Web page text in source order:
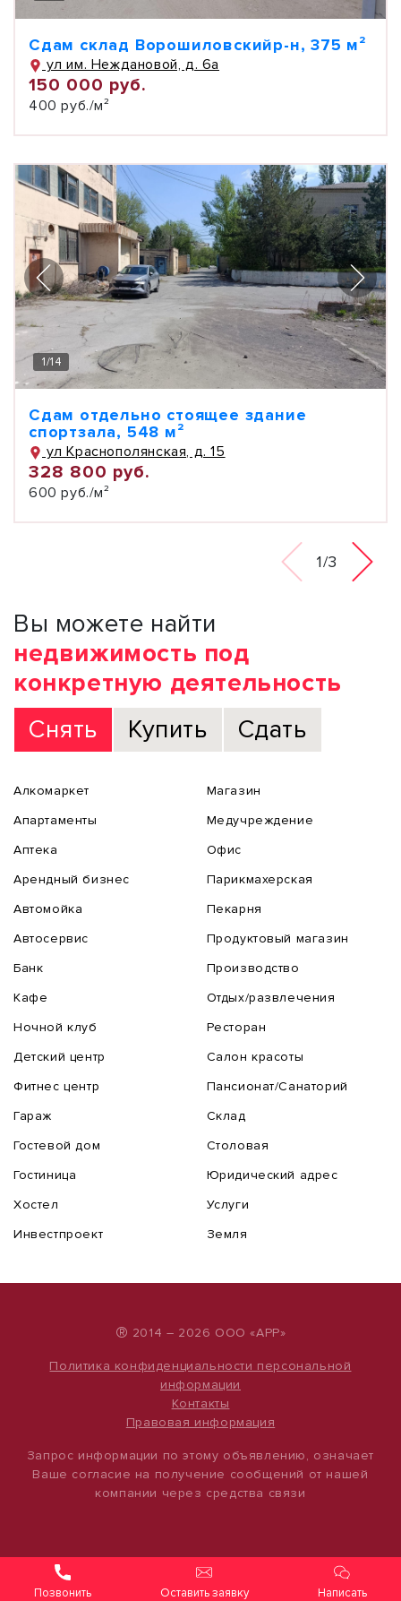
Сдам склад Ворошиловскийр-н, 375 м²
ул им. Неждановой, д. 6а
150 000 руб.
400 руб./м²
1/14
Сдам отдельно стоящее здание
спортзала, 548 м²
ул Краснополянская, д. 15
328 800 руб.
600 руб./м²
1/3
Вы можете найти
недвижимость под
конкретную деятельность
Снять
Купить Сдать
Алкомаркет
Апартаменты
Аптека
Арендный бизнес
Автомойка
Автосервис
Банк
Кафе
Ночной клуб
Детский центр
Фитнес центр
Гараж
Гостевой дом
Гостиница
Хостел
Инвестпроект
Магазин
Медучреждение
Офис
Парикмахерская
Пекарня
Продуктовый магазин
Производство
Отдых/развлечения
Ресторан
Салон красоты
Пансионат/Санаторий
Склад
Столовая
Юридический адрес
Услуги
Земля
® 2014 – 2026 ООО «АРР»
Политика конфиденциальности персональной
информации
Контакты
Правовая информация
Запрос информации по этому объявлению, означает
Ваше согласие на получение сообщений от нашей
компании через средства связи
Оставить заявку Написать